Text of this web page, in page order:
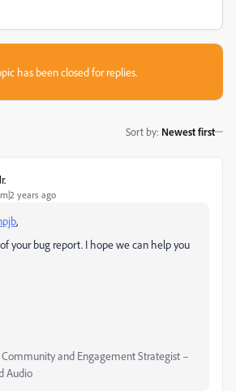
has been closed for replies.
Sort by: Newest first
years ago
,
your bug report. I hope we can help you
Community and Engagement Strategist –
Audio